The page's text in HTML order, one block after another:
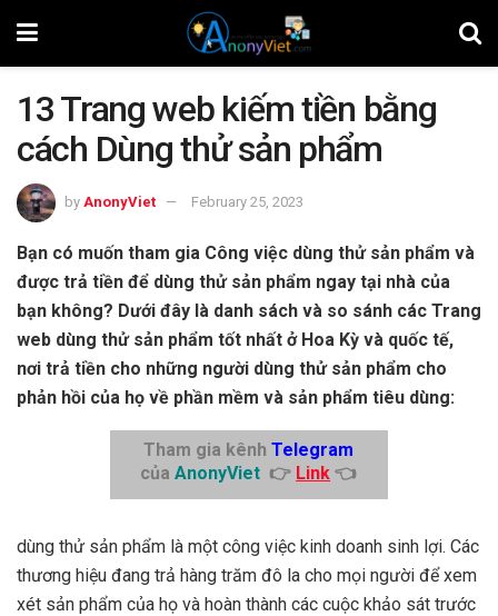
13 Trang web kiếm tiền bằng
cách Dùng thử sản phẩm
by AnonyViet February 25, 2023
Bạn có muốn tham gia Công việc dùng thử sản phẩm và
được trả tiền để dùng thử sản phẩm ngay tại nhà của
bạn không? Dưới đây là danh sách và so sánh các Trang
web dùng thử sản phẩm tốt nhất ở Hoa Kỳ và quốc tế,
nơi trả tiền cho những người dùng thử sản phẩm cho
phản hồi của họ về phần mềm và sản phẩm tiêu dùng:
Tham gia kênhTelegram
củaAnonyViet 👉 Link 👈
dùng thử sản phẩm là một công việc kinh doanh sinh lợi. Các
thương hiệu đang trả hàng trăm đô la cho mọi người để xem
xét sản phẩm của họ và hoàn thành các cuộc khảo sát trước